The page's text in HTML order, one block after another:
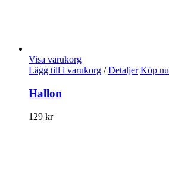
Visa varukorg
Lägg till i varukorg / Detaljer Köp nu
Hallon
129 kr